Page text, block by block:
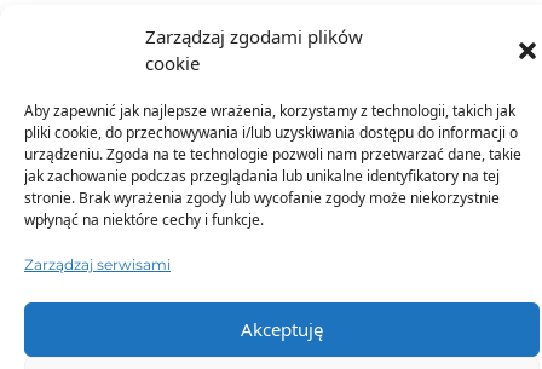
Zarządzaj zgodami plików
cookie
Aby zapewnić jak najlepsze wrażenia, korzystamy z technologii, takich jak
pliki cookie, do przechowywania i/lub uzyskiwania dostępu do informacji o
urządzeniu. Zgoda na te technologie pozwoli nam przetwarzać dane, takie
jak zachowanie podczas przeglądania lub unikalne identyfikatory na tej
stronie. Brak wyrażenia zgody lub wycofanie zgody może niekorzystnie
wpłynąć na niektóre cechy i funkcje.
Zarządzaj serwisami
Akceptuję